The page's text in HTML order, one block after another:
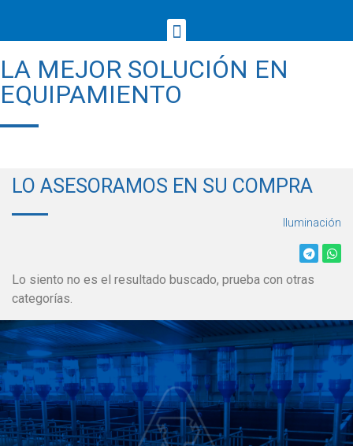
LA MEJOR SOLUCIÓN EN
EQUIPAMIENTO
LO ASESORAMOS EN SU COMPRA
Iluminación
Lo siento no es el resultado buscado, prueba con otras
categorías.